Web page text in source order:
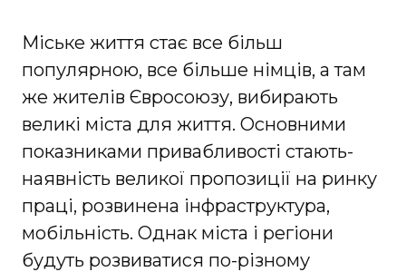
Міське життя стає все більш
популярною, все більше німців, а там
же жителів Євросоюзу, вибирають
великі міста для життя. Основними
показниками привабливості стають-
наявність великої пропозиції на ринку
праці, розвинена інфраструктура,
мобільність. Однак міста і регіони
будуть розвиватися по-різному